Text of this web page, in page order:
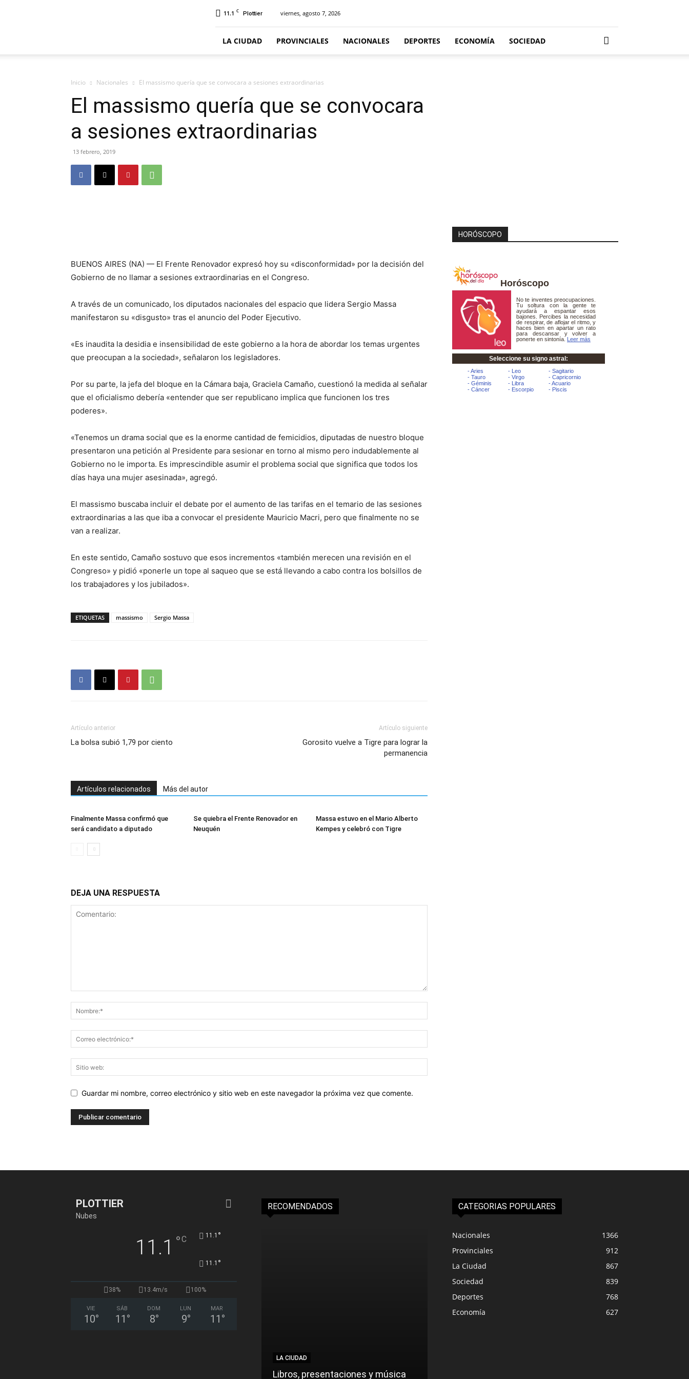
11.1 C Plottier viernes, agosto 7, 2026
LA CIUDAD PROVINCIALES NACIONALES DEPORTES ECONOMÍA SOCIEDAD
Inicio Nacionales El massismo quería que se convocara a sesiones extraordinarias
El massismo quería que se convocara
a sesiones extraordinarias
13 febrero, 2019
BUENOS AIRES (NA) — El Frente Renovador expresó hoy su «disconformidad» por la decisión del
Gobierno de no llamar a sesiones extraordinarias en el Congreso.
A través de un comunicado, los diputados nacionales del espacio que lidera Sergio Massa
manifestaron su «disgusto» tras el anuncio del Poder Ejecutivo.
«Es inaudita la desidia e insensibilidad de este gobierno a la hora de abordar los temas urgentes
que preocupan a la sociedad», señalaron los legisladores.
Por su parte, la jefa del bloque en la Cámara baja, Graciela Camaño, cuestionó la medida al señalar
que el oficialismo debería «entender que ser republicano implica que funcionen los tres
poderes».
«Tenemos un drama social que es la enorme cantidad de femicidios, diputadas de nuestro bloque
presentaron una petición al Presidente para sesionar en torno al mismo pero indudablemente al
Gobierno no le importa. Es imprescindible asumir el problema social que significa que todos los
días haya una mujer asesinada», agregó.
El massismo buscaba incluir el debate por el aumento de las tarifas en el temario de las sesiones
extraordinarias a las que iba a convocar el presidente Mauricio Macri, pero que finalmente no se
van a realizar.
En este sentido, Camaño sostuvo que esos incrementos «también merecen una revisión en el
Congreso» y pidió «ponerle un tope al saqueo que se está llevando a cabo contra los bolsillos de
los trabajadores y los jubilados».
ETIQUETAS massismo Sergio Massa
Artículo anterior
La bolsa subió 1,79 por ciento
Artículo siguiente
Gorosito vuelve a Tigre para lograr la
permanencia
Artículos relacionados Más del autor
Finalmente Massa confirmó que
será candidato a diputado
Se quiebra el Frente Renovador en
Neuquén
Massa estuvo en el Mario Alberto
Kempes y celebró con Tigre
DEJA UNA RESPUESTA
Guardar mi nombre, correo electrónico y sitio web en este navegador la próxima vez que comente.
HORÓSCOPO
Horóscopo
PLOTTIER
Nubes
11.1 °C 11.1 °
11.1 °
38% 13.4m/s 100%
VIE
10°
SÁB
11 °
DOM
8°
LUN
9°
MAR
11 °
RECOMENDADOS
LA CIUDAD
Libros, presentaciones y música
CATEGORIAS POPULARES
Nacionales
1366
Provinciales
912
La Ciudad
867
Sociedad
839
Deportes
768
Economía
627